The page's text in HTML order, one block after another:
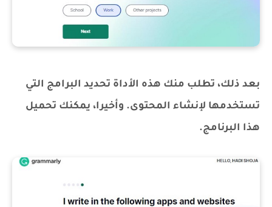
بعد ذلك، تطلب منك هذه الأداة تحديد البرامج التي
تستخدمها لإنشاء المحتوى. وأخيرا، يمكنك تحميل
هذا البرنامج.